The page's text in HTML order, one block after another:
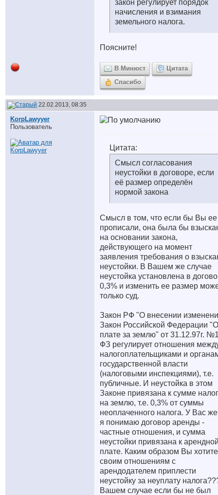
закон регулирует порядок
начисления и взимания
земельного налога.
Поясните!
В Минюст
Цитата
Спасибо
22.02.2013, 08:35
KorpLawyyer
Пользователь
Цитата:
Смысл согласования
неустойки в договоре, если
её размер определён
нормой закона
Смысл в том, что если бы Вы ее
прописали, она была бы
на основании закона,
действующего на момент
заявления требования о
неустойки. В Вашем же случае
неустойка установлена в
0,3% и изменить ее размер
только суд.
Закон РФ "О внесении
Закон Российской Федерации "О
плате за землю" от 31.12.97г.
ФЗ регулирует отношения
налогоплательщиками и
государственной власти
(налоговыми инспекциями), т.е.
публичные. И неустойка в этом
Законе привязана к сумме
на землю, т.е. 0,3% от суммы
неоплаченного налога. У Вас же
я понимаю договор аренды -
частные отношения, и сумма
неустойки привязана к
плате. Каким образом Вы
своим отношениям с
арендодателем приплести
неустойку за неуплату
Вашем случае если бы не был